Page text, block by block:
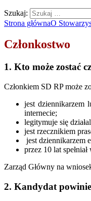
Szukaj:
Strona głównaO
Członkostwo
1. Kto może zostać
Członkiem SD RP może
jest dziennikarzem
internecie;
legitymuje się
jest rzecznikiem
jest dziennikarzem
przez 10 lat
Zarząd Główny na
2. Kandydat